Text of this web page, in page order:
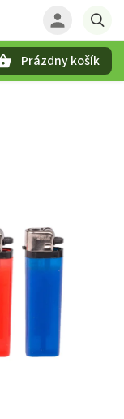
Prázdny košík